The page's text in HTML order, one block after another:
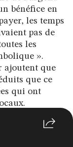
bénéfice en
les temps
pas de
les
».
ajoutent que
que ce
qui ont
ne
Benoît, par